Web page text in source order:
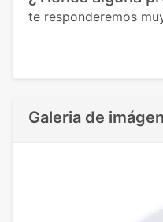
te responderemos
Galeria de